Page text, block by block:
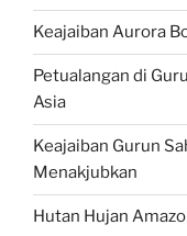
Keajaiban Aurora
Petualangan di
Asia
Keajaiban Gurun
Menakjubkan
Hutan Hujan